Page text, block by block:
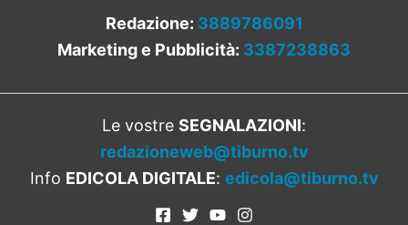
Redazione: 3889786091
Marketing e Pubblicità: 3387238863
Le vostre SEGNALAZIONI:
redazioneweb@tiburno.tv
Info EDICOLA DIGITALE: edicola@tiburno.tv